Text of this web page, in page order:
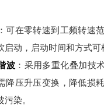
可在零转速到工频转速
启动，启动时间和方式可
波 ：采用多重化叠加技
降压升压变换，降低损
染。